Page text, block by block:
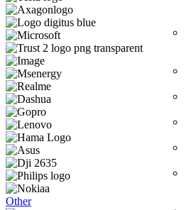
Other